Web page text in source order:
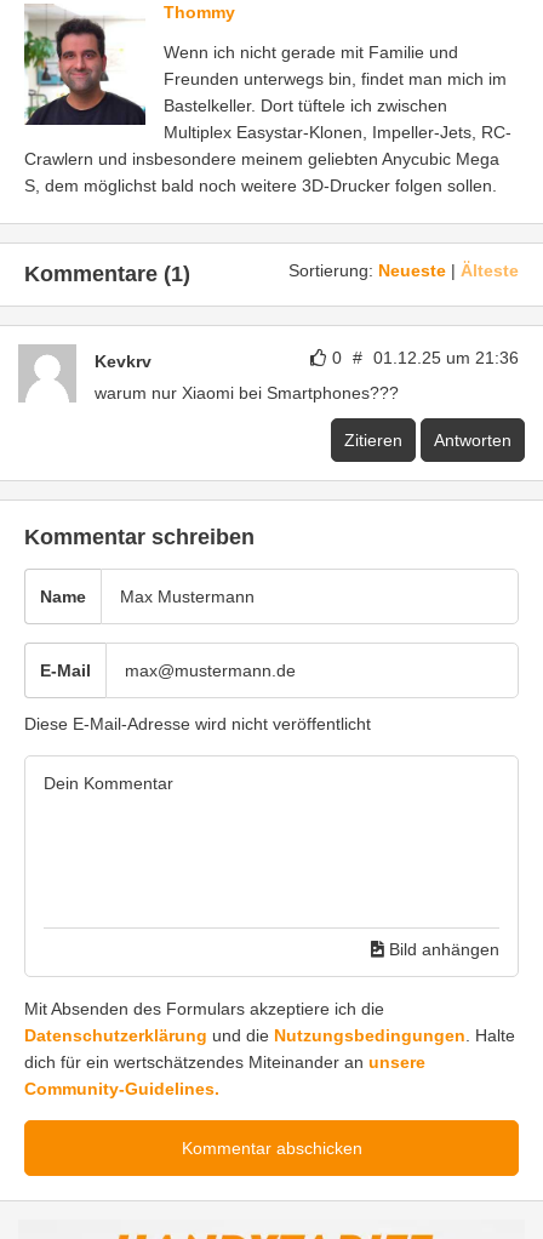
Thommy
Wenn ich nicht gerade mit Familie und
Freunden unterwegs bin, findet man mich im
Bastelkeller. Dort tüftele ich zwischen
Multiplex Easystar-Klonen, Impeller-Jets, RC-
Crawlern und insbesondere meinem geliebten Anycubic Mega
S, dem möglichst bald noch weitere 3D-Drucker folgen sollen.
Sortierung: Neueste | Älteste
Kommentare (1)
0 # 01.12.25 um 21:36
Kevkrv
warum nur Xiaomi bei Smartphones???
Zitieren Antworten
Kommentar schreiben
Name
E-Mail
Diese E-Mail-Adresse wird nicht veröffentlicht
Bild anhängen
Mit Absenden des Formulars akzeptiere ich die
Datenschutzerklärung und die Nutzungsbedingungen . Halte
dich für ein wertschätzendes Miteinander an unsere
Community-Guidelines.